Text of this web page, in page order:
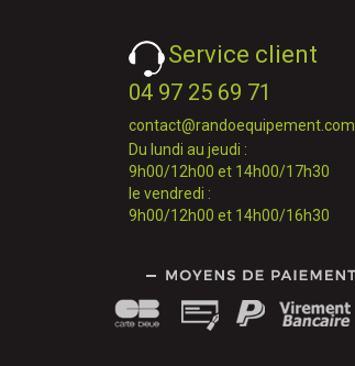
Service client
04 97 25 69 71
contact@randoequipement.com
Du lundi au jeudi :
9h00/12h00 et 14h00/17h30
le vendredi :
9h00/12h00 et 14h00/16h30